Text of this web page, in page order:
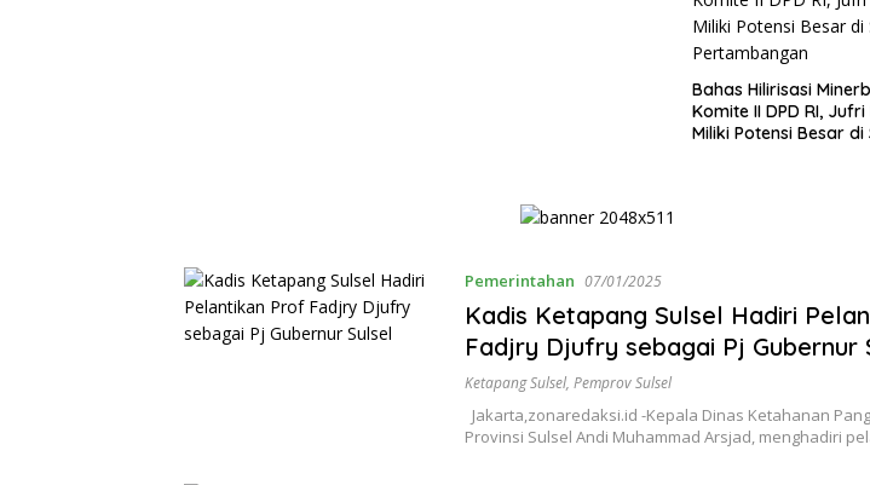
Bahas Hilirisasi
Komite II DPD RI,
Miliki Potensi Besar
Pemerintahan 07/01/2025
Kadis Ketapang Sulsel Hadiri
Fadjry Djufry sebagai Pj Gubernur
Ketapang Sulsel, Pemprov Sulsel
Jakarta,zonaredaksi.id -Kepala Dinas Ketahanan
Provinsi Sulsel Andi Muhammad Arsjad, menghadiri